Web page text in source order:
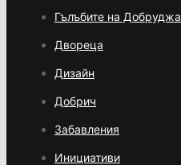
Гълъбите на Добруджа
Двореца
Дизайн
Добрич
Забавления
Инициативи